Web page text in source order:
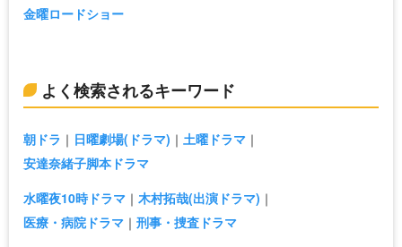
金曜ロードショー
よく検索されるキーワード
朝ドラ 日曜劇場(ドラマ)
土曜ドラマ
安達奈緒子脚本ドラマ
水曜夜10時ドラマ
木村拓哉(出演ドラマ)
医療・病院ドラマ
刑事・捜査ドラマ